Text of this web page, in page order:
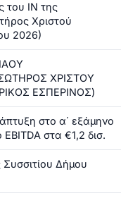
του ΙΝ της
Χριστού
2026)
ΧΡΙΣΤΟΥ
ΕΣΠΕΡΙΝΟΣ)
στο α΄ εξάμηνο
στα €1,2 δισ.
Δήμου